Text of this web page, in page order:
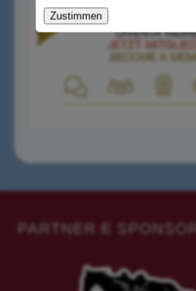
Zustimmen
PARTNER E SPONSOR